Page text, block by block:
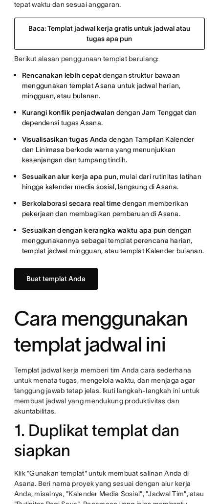
tepat waktu dan sesuai anggaran.
Baca: Templat jadwal kerja gratis untuk jadwal atau
tugas apa pun
Berikut alasan penggunaan templat berulang:
Rencanakan lebih cepatdengan struktur bawaan
menggunakan templat Asana untuk jadwal harian,
mingguan, atau bulanan.
Kurangi konflik penjadwalan dengan Jam Tenggat dan
dependensi tugas Asana.
Visualisasikan tugas Anda dengan Tampilan Kalender
dan Linimasa berkode warna yang menunjukkan
kesenjangan dan tumpang tindih.
Sesuaikan alur kerja apa pun, mulai dari rutinitas latihan
hingga kalender media sosial, langsung di Asana.
Berkolaborasi secara real timedengan memberikan
pekerjaan dan membagikan pembaruan di Asana.
Sesuaikan dengan kerangka waktu apa pun dengan
menggunakannya sebagai templat perencana harian,
templat jadwal mingguan, atau templat Kalender bulanan.
Buat templat Anda
Cara menggunakan
templat jadwal ini
Templat jadwal kerja memberi tim Anda cara sederhana
untuk menata tugas, mengelola waktu, dan menjaga agar
tanggung jawab tetap jelas. Ikuti langkah-langkah ini untuk
membuat jadwal yang mendukung produktivitas dan
akuntabilitas.
1. Duplikat templat dan
siapkan
Klik "Gunakan templat" untuk membuat salinan Anda di
Asana. Beri nama proyek yang sesuai dengan alur kerja
Anda, misalnya, "Kalender Media Sosial", "Jadwal Tim", atau